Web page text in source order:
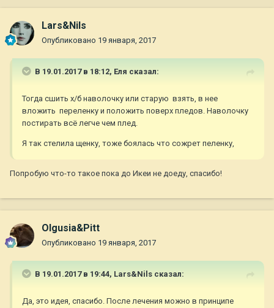
Lars&Nils
Опубликовано 19 января, 2017
В 19.01.2017 в 18:12, Еля сказал:
Тогда сшить х/б наволочку или старую взять, в нее
вложить переленку и положить поверх пледов. Наволочку
постирать всё легче чем плед.
Я так стелила щенку, тоже боялась что сожрет пеленку,
Попробую что-то такое пока до Икеи не доеду, спасибо!
Olgusia&Pitt
Опубликовано 19 января, 2017
В 19.01.2017 в 19:44, Lars&Nils сказал:
Да, это идея, спасибо. После лечения можно в принципе